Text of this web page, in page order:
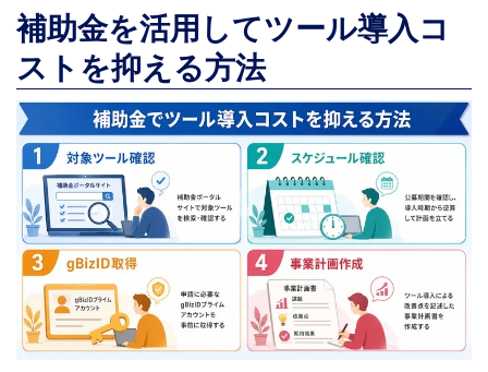
補助金を活用してツール導入コ
ストを抑える方法